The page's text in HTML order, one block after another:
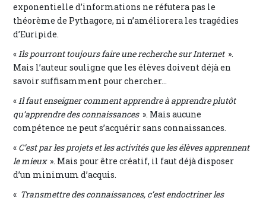
exponentielle d’informations ne réfutera pas le
théorème de Pythagore, ni n’améliorera les tragédies
d’Euripide.
« Ils pourront toujours faire une recherche sur Internet ».
Mais l’auteur souligne que les élèves doivent déjà en
savoir suffisamment pour chercher…
« Il faut enseigner comment apprendre à apprendre plutôt
qu’apprendre des connaissances ». Mais aucune
compétence ne peut s’acquérir sans connaissances.
« C’est par les projets et les activités que les élèves apprennent
le mieux ». Mais pour être créatif, il faut déjà disposer
d’un minimum d’acquis.
« Transmettre des connaissances, c’est endoctriner les